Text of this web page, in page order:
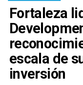
Fortaleza
escala de
inversión